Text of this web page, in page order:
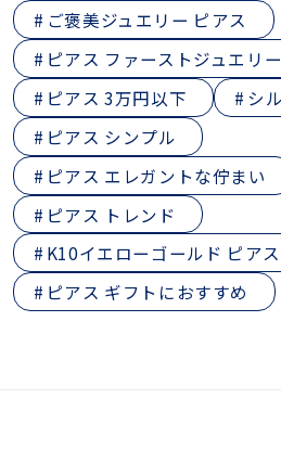
ご褒美ジュエリー ピアス
ピアス ファーストジュエリー
ピアス 3万円以下
シ
ピアス シンプル
ピアス エレガントな佇まい
ピアス トレンド
K10イエローゴールド ピアス
ピアス ギフトにおすすめ